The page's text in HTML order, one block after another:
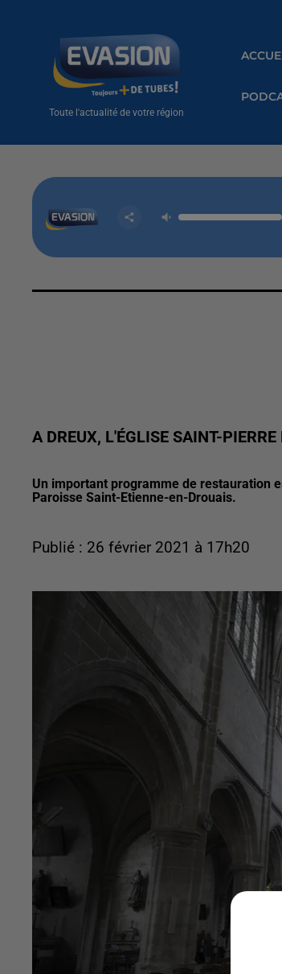
Toute l'actualité de votre région
A DREUX, L'ÉGLISE SAINT-
Un important programme de restauration
Paroisse Saint-Etienne-en-Drouais.
Publié : 26 février 2021 à 17h20